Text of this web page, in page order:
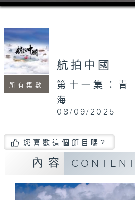
所有集數
航拍中國
第十一集：青
海
08/09/2025
您喜歡這個節目嗎?
內容 CONTENT